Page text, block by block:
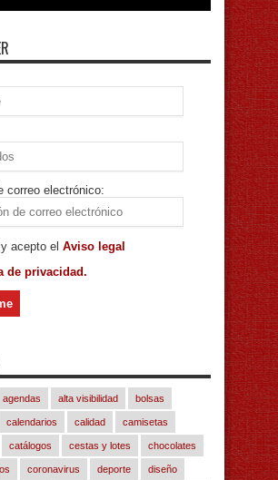
correo electrónico:
acepto el Aviso legal
de privacidad.
agendas alta visibilidad bolsas
calendarios calidad camisetas
catálogos cestas y lotes chocolates
coronavirus deporte diseño